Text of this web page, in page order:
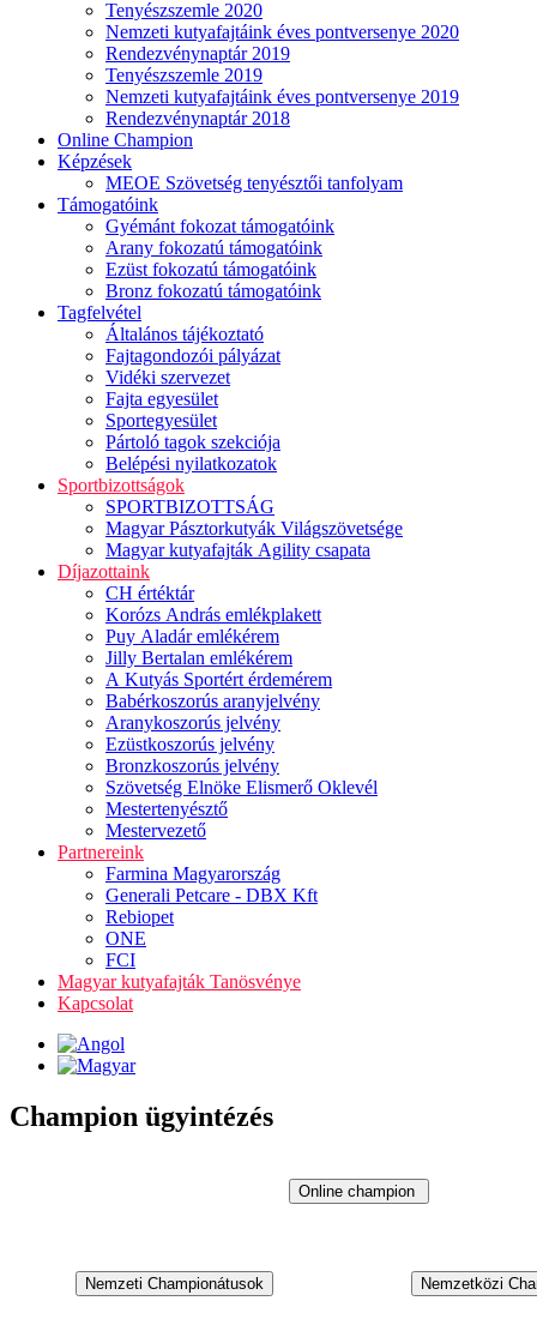
Tenyészszemle 2020
Nemzeti kutyafajtáink éves pontversenye 2020
Rendezvénynaptár 2019
Tenyészszemle 2019
Nemzeti kutyafajtáink éves pontversenye 2019
Rendezvénynaptár 2018
Online Champion
Képzések
MEOE Szövetség tenyésztői tanfolyam
Támogatóink
Gyémánt fokozat támogatóink
Arany fokozatú támogatóink
Ezüst fokozatú támogatóink
Bronz fokozatú támogatóink
Tagfelvétel
Általános tájékoztató
Fajtagondozói pályázat
Vidéki szervezet
Fajta egyesület
Sportegyesület
Pártoló tagok szekciója
Belépési nyilatkozatok
Sportbizottságok
SPORTBIZOTTSÁG
Magyar Pásztorkutyák Világszövetsége
Magyar kutyafajták Agility csapata
Díjazottaink
CH értéktár
Korózs András emlékplakett
Puy Aladár emlékérem
Jilly Bertalan emlékérem
A Kutyás Sportért érdemérem
Babérkoszorús aranyjelvény
Aranykoszorús jelvény
Ezüstkoszorús jelvény
Bronzkoszorús jelvény
Szövetség Elnöke Elismerő Oklevél
Mestertenyésztő
Mestervezető
Partnereink
Farmina Magyarország
Generali Petcare - DBX Kft
Rebiopet
ONE
FCI
Magyar kutyafajták Tanösvénye
Kapcsolat
Champion ügyintézés